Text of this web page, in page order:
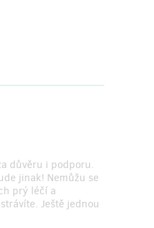
důvěru i podporu.
jinak! Nemůžu se
prý léčí a
Ještě jednou